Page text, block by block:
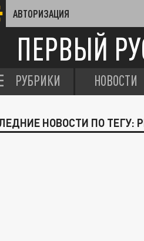
АВТОРИЗАЦИЯ
ПЕРВЫЙ
РУБРИКИ НОВОСТИ
НОВОСТИ ПО ТЕГУ: